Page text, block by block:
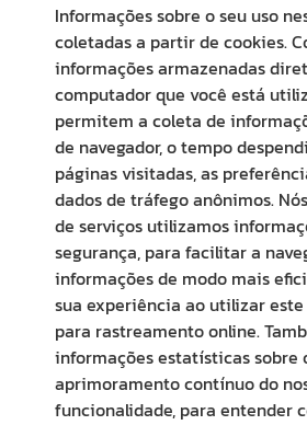
Informações sobre o seu uso
coletadas a partir de cookies.
informações armazenadas
computador que você está
permitem a coleta de
de navegador, o tempo
páginas visitadas, as
dados de tráfego anônimos.
de serviços utilizamos
segurança, para facilitar a
informações de modo mais
sua experiência ao utilizar
para rastreamento online.
informações estatísticas sobre
aprimoramento contínuo do
funcionalidade, para entender